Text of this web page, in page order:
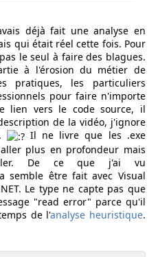
déjà fait une analyse en
qui était réel cette fois. Pour
le seul à faire des blagues.
à l'érosion du métier de
pratiques, les particuliers
pour faire n'importe
lien vers le code source, il
de la vidéo, j'ignore
Il ne livre que les .exe
plus en profondeur mais
De ce que j'ai vu
semble être fait avec Visual
Le type ne capte pas que
"read error" parce qu'il
de l'analyse heuristique.